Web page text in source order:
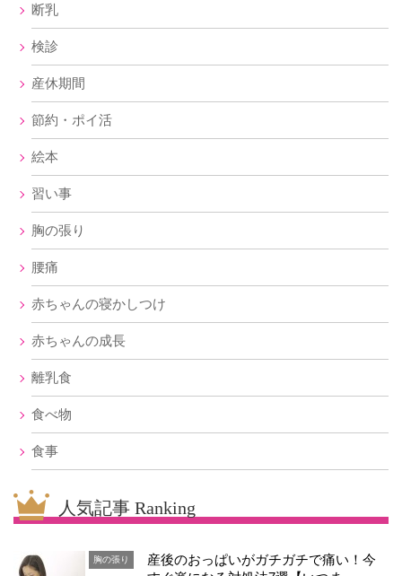
断乳
検診
産休期間
節約・ポイ活
絵本
習い事
胸の張り
腰痛
赤ちゃんの寝かしつけ
赤ちゃんの成長
離乳食
食べ物
食事
人気記事 Ranking
胸の張り
産後のおっぱいがガチガチで痛い！今